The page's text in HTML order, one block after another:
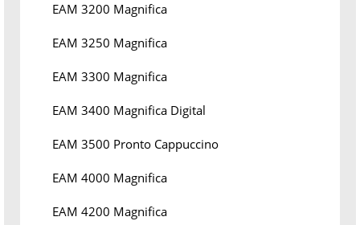
EAM 3200 Magnifica
EAM 3250 Magnifica
EAM 3300 Magnifica
EAM 3400 Magnifica Digital
EAM 3500 Pronto Cappuccino
EAM 4000 Magnifica
EAM 4200 Magnifica